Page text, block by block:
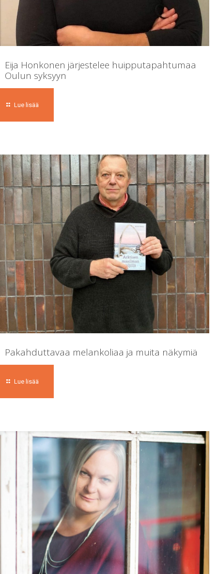
Eija Honkonen järjestelee huipputapahtumaa
Oulun syksyyn
Lue lisää
Pakahduttavaa melankoliaa ja muita näkymiä
Lue lisää